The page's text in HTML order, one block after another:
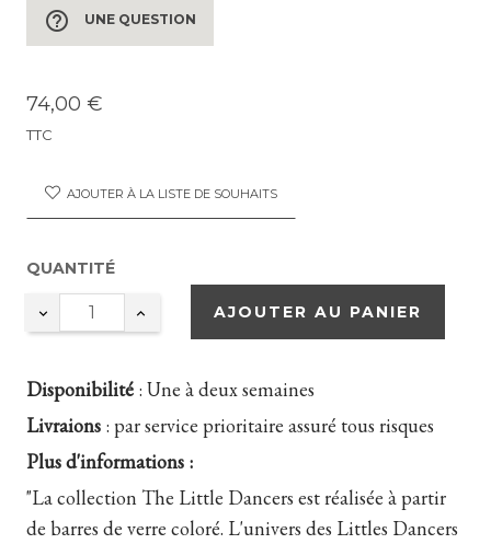
help_outline UNE QUESTION
74,00 €
TTC
AJOUTER À LA LISTE DE SOUHAITS
QUANTITÉ
AJOUTER AU PANIER
Disponibilité: Une à deux semaines
Livraions: par service prioritaire assuré tous risques
Plus d'informations :
"La collection The Little Dancers est réalisée à partir
de barres de verre coloré. L'univers des Littles Dancers